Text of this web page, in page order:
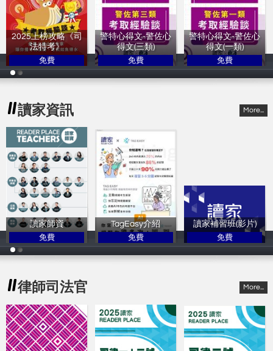
2025上榜攻略《司
法特考》
讀家補習班
免費
警特心得文-警佐心
得文(三類)
讀家補習班
免費
警特心得文-警佐心
得文(一類)
讀家補習班
免費
讀家資訊 More...
讀家師資
讀家補習班
免費
TagEasy介紹
讀家補習班
免費
讀家補習班(影片)
讀家補習班
免費
律師司法官 More...